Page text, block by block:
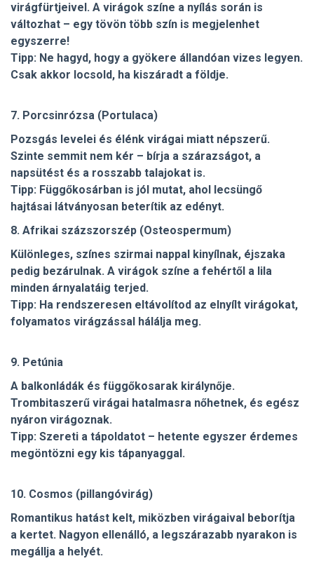
virágfürtjeivel. A virágok színe a nyílás során is
változhat – egy tövön több szín is megjelenhet
egyszerre!
Tipp: Ne hagyd, hogy a gyökere állandóan vizes legyen.
Csak akkor locsold, ha kiszáradt a földje.
7. Porcsinrózsa (Portulaca)
Pozsgás levelei és élénk virágai miatt népszerű.
Szinte semmit nem kér – bírja a szárazságot, a
napsütést és a rosszabb talajokat is.
Tipp: Függőkosárban is jól mutat, ahol lecsüngő
hajtásai látványosan beterítik az edényt.
8. Afrikai százszorszép (Osteospermum)
Különleges, színes szirmai nappal kinyílnak, éjszaka
pedig bezárulnak. A virágok színe a fehértől a lila
minden árnyalatáig terjed.
Tipp: Ha rendszeresen eltávolítod az elnyílt virágokat,
folyamatos virágzással hálálja meg.
9. Petúnia
A balkonládák és függőkosarak királynője.
Trombitaszerű virágai hatalmasra nőhetnek, és egész
nyáron virágoznak.
Tipp: Szereti a tápoldatot – hetente egyszer érdemes
megöntözni egy kis tápanyaggal.
10. Cosmos (pillangóvirág)
Romantikus hatást kelt, miközben virágaival beborítja
a kertet. Nagyon ellenálló, a legszárazabb nyarakon is
megállja a helyét.